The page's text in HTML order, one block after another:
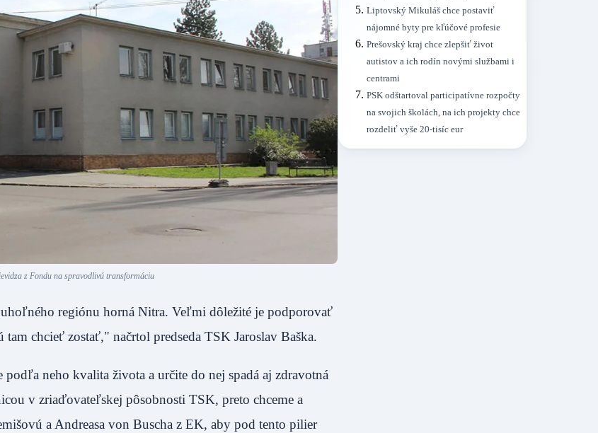
z Fondu na spravodlivú transformáciu
regiónu horná Nitra. Veľmi dôležité je podporovať
chcieť zostať," načrtol predseda TSK Jaroslav Baška.
neho kvalita života a určite do nej spadá aj zdravotná
v zriaďovateľskej pôsobnosti TSK, preto chceme a
a Andreasa von Buscha z EK, aby pod tento pilier
Liptovský Mikuláš chce postaviť
nájomné byty pre kľúčové profesie
Prešovský kraj chce zlepšiť život
autistov a ich rodín novými službami i
centrami
PSK odštartoval participatívne rozpočty
na svojich školách, na ich projekty chce
rozdeliť vyše 20-tisíc eur